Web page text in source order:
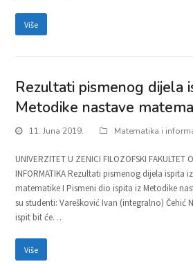
Više
Rezultati pismenog dijela
Metodike nastave
11. Juna 2019. Matematika i
UNIVERZITET U ZENICI FILOZOFSKI FAKULTET
INFORMATIKA Rezultati pismenog dijela ispita
matematike I Pismeni dio ispita iz Metodike
su studenti: Varešković Ivan (integralno) Čehić
ispit bit će…
Više